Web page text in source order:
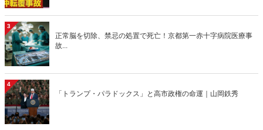
3
正常脳を切除、禁忌の処置で死亡！京都第一赤十字病院医療事
故...
4
「トランプ・パラドックス」と高市政権の命運｜山岡鉄秀